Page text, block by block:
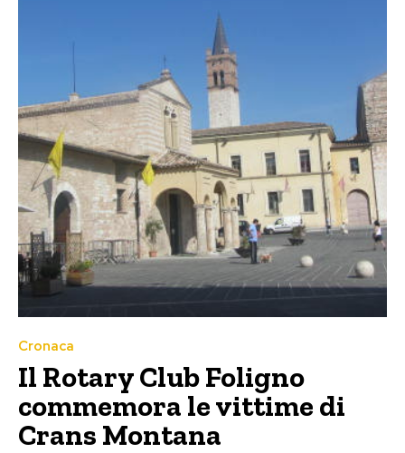
Cronaca
Il Rotary Club Foligno
commemora le vittime di
Crans Montana